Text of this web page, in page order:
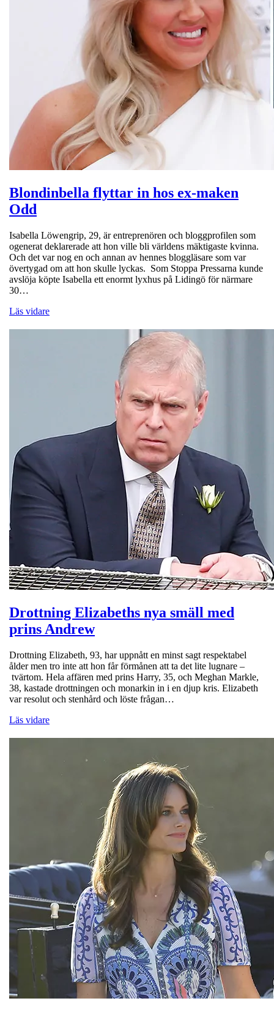
Blondinbella flyttar in hos ex-maken
Odd
Isabella Löwengrip, 29, är entreprenören och bloggprofilen som
ogenerat deklarerade att hon ville bli världens mäktigaste kvinna.
Och det var nog en och annan av hennes bloggläsare som var
övertygad om att hon skulle lyckas. Som Stoppa Pressarna kunde
avslöja köpte Isabella ett enormt lyxhus på Lidingö för närmare
30…
Läs vidare
Drottning Elizabeths nya smäll med
prins Andrew
Drottning Elizabeth, 93, har uppnått en minst sagt respektabel
ålder men tro inte att hon får förmånen att ta det lite lugnare –
tvärtom. Hela affären med prins Harry, 35, och Meghan Markle,
38, kastade drottningen och monarkin in i en djup kris. Elizabeth
var resolut och stenhård och löste frågan…
Läs vidare